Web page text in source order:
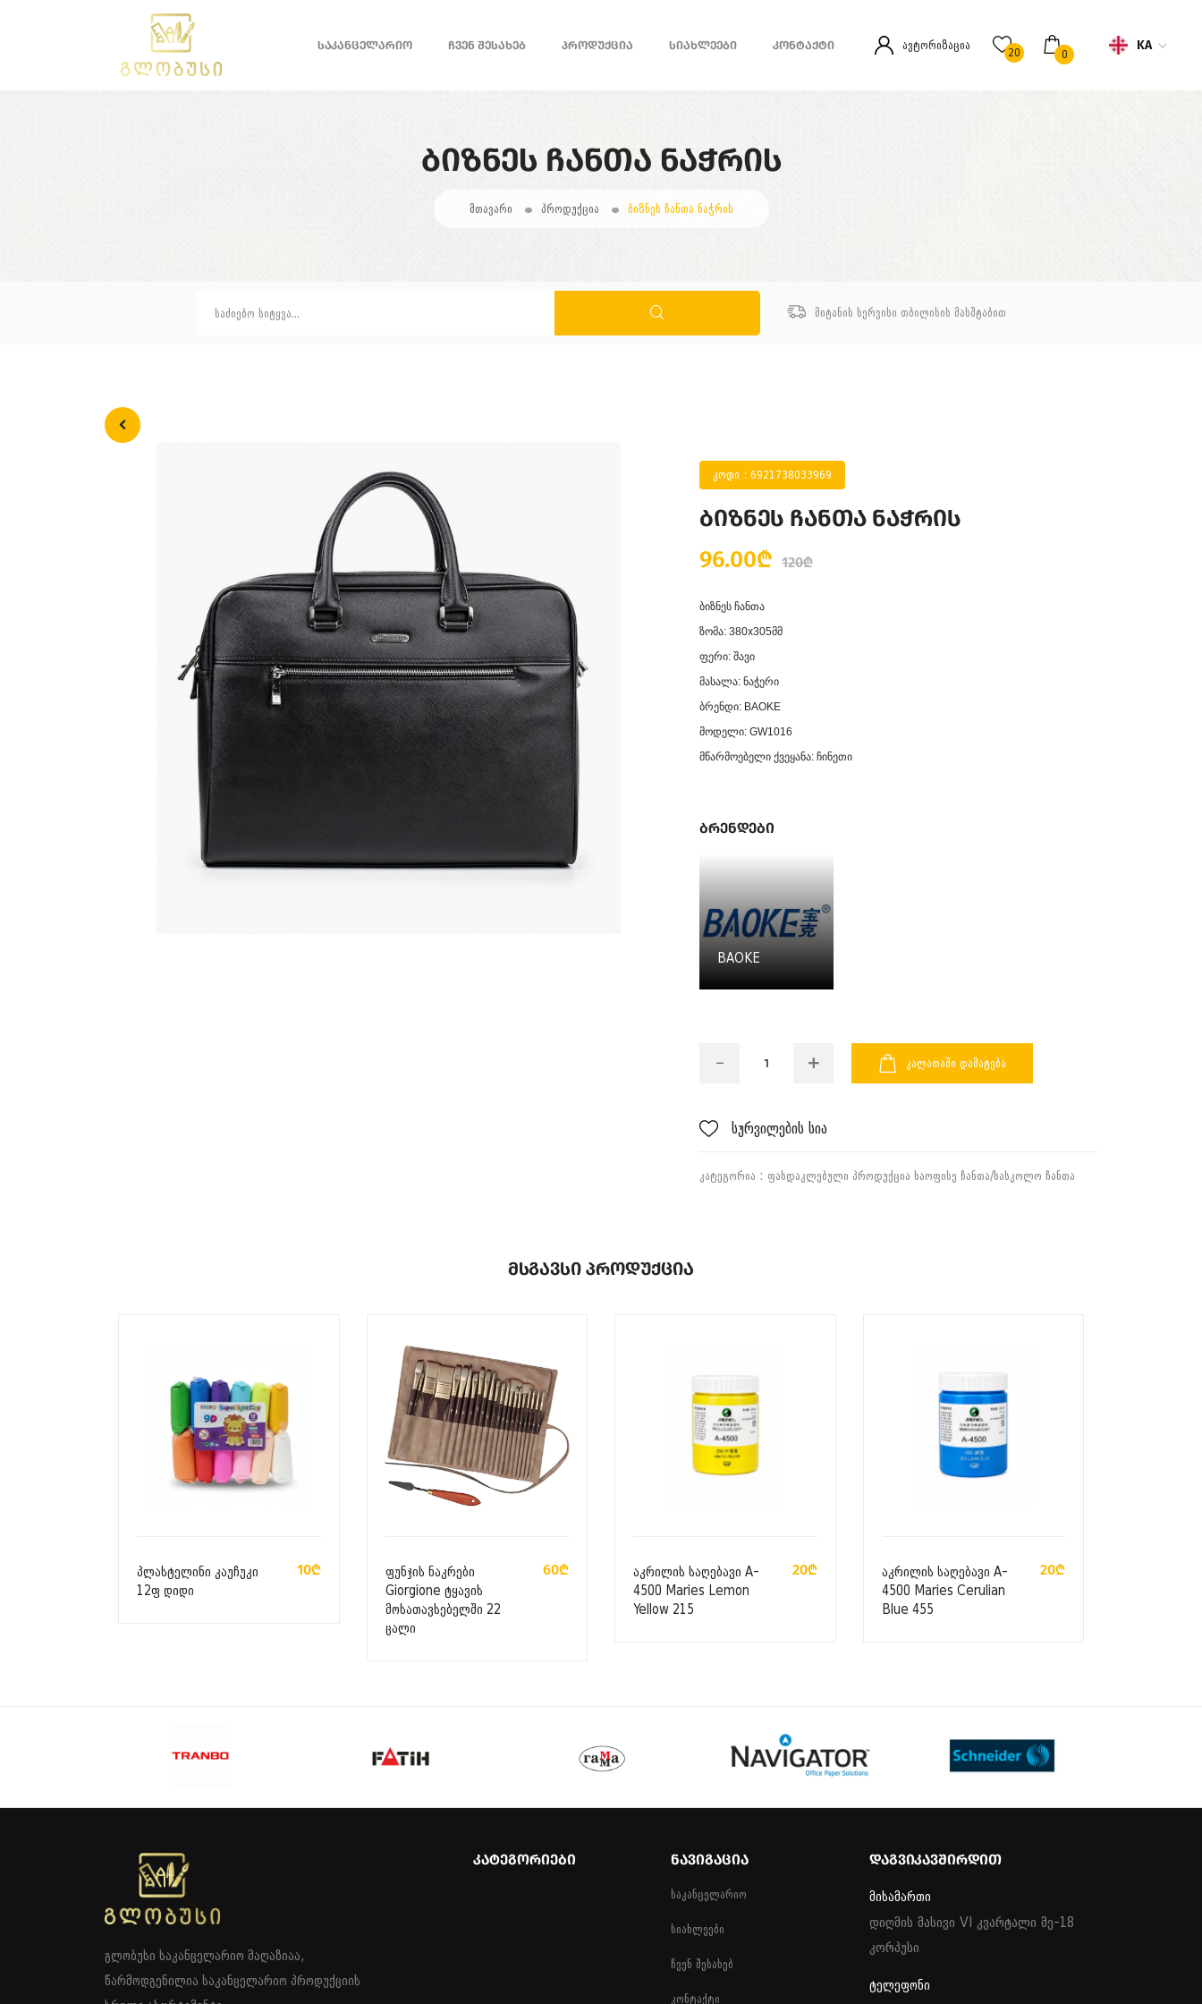
ᲡᲐᲙᲐᲜᲪᲔᲚᲐᲠᲘᲝ ᲩᲕᲔᲜ ᲨᲔᲡᲐᲮᲔᲑ ᲞᲠᲝᲓᲣᲥᲪᲘᲐ ᲡᲘᲐᲮᲚᲔᲔᲑᲘ ᲙᲝᲜᲢᲐᲥᲢᲘ ავტორიზაცია 20 0
KA
ᲑᲘᲖᲜᲔᲡ ᲩᲐᲜᲗᲐ ᲜᲐᲭᲠᲘᲡ
მთავარი პროდუქცია ბიზნეს ჩანთა ნაჭრის
მიტანის სერვისი თბილისის მასშტაბით
კოდი : 6921738033969
ბიზნეს ჩანთა ნაჭრის
96.00₾ 120₾
ბიზნეს ჩანთა
ზომა: 380x305მმ
ფერი: შავი
მასალა: ნაჭერი
ბრენდი: BAOKE
მოდელი: GW1016
მწარმოებელი ქვეყანა: ჩინეთი
ბრენდები
BAOKE
ᲙᲐᲚᲐᲗᲐᲨᲘ ᲓᲐᲛᲐᲢᲔᲑᲐ
სურვილების სია
ᲙᲐᲢᲔᲒᲝᲠᲘᲐ : ᲤᲐᲡᲓᲐᲙᲚᲔᲑᲣᲚᲘ ᲞᲠᲝᲓᲣᲥᲪᲘᲐ ᲡᲐᲝᲤᲘᲡᲔ ᲩᲐᲜᲗᲐ/ᲡᲐᲡᲙᲝᲚᲝ ᲩᲐᲜᲗᲐ
Მსგავსი Პროდუქცია
პლასტელინი კაუჩუკი
12ფ დიდი
10₾
ფუნჯის ნაკრები
Giorgione ტყავის
მოსათავსებელში 22
ცალი
60₾
აკრილის საღებავი A-
4500 Maries Lemon
Yellow 215
20₾
აკრილის საღებავი A-
4500 Maries Cerulian
Blue 455
20₾
გლობუსი საკანცელარიო მაღაზიაა,
წარმოდგენილია საკანცელარიო პროდუქციის
ᲙᲐᲢᲔᲒᲝᲠᲘᲔᲑᲘ ᲜᲐᲕᲘᲒᲐᲪᲘᲐ
საკანცელარიო
სიახლეები
ჩვენ შესახებ
კონტაქტი
ᲓᲐᲒᲕᲘᲙᲐᲕᲨᲘᲠᲓᲘᲗ
მისამართი
დიღმის მასივი VI კვარტალი მე-18
კორპუსი
ტელეფონი